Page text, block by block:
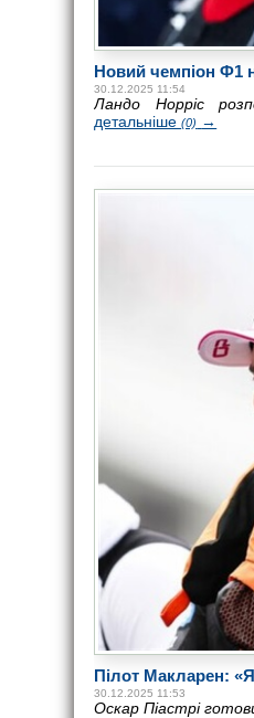
Новий чемпіон Ф1
30.12.2025 11:54
Ландо Норріс
детальніше(0) →
Пілот Макларен:
30.12.2025 11:53
Оскар Піастрі